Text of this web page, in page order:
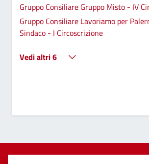
Gruppo Consiliare Gruppo Misto - IV
Gruppo Consiliare Lavoriamo per
Sindaco - I Circoscrizione
Vedi altri 6